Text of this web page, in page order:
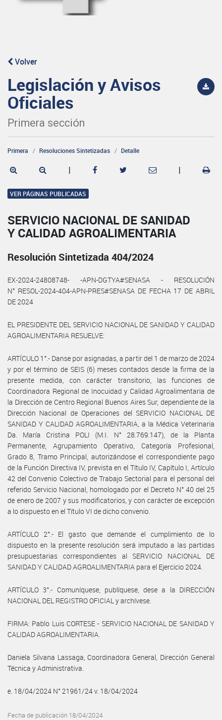
Volver
Legislación y Avisos
Oficiales
Primera sección
Primera Resoluciones Sintetizadas Detalle
| |
VER PÁGINAS PUBLICADAS
SERVICIO NACIONAL DE SANIDAD
Y CALIDAD AGROALIMENTARIA
Resolución Sintetizada 404/2024
EX-2024-24808748- -APN-DGTYA#SENASA - RESOLUCIÓN
N° RESOL-2024-404-APN-PRES#SENASA DE FECHA 17 DE ABRIL
DE 2024
EL PRESIDENTE DEL SERVICIO NACIONAL DE SANIDAD Y CALIDAD
AGROALIMENTARIA RESUELVE:
ARTÍCULO 1°.- Danse por asignadas, a partir del 1 de marzo de 2024
y por el término de SEIS (6) meses contados desde la firma de la
presente medida, con carácter transitorio, las funciones de
Coordinadora Regional de Inocuidad y Calidad Agroalimentaria de
la Dirección de Centro Regional Buenos Aires Sur, dependiente de la
Dirección Nacional de Operaciones del SERVICIO NACIONAL DE
SANIDAD Y CALIDAD AGROALIMENTARIA, a la Médica Veterinaria
Da. María Cristina POLI (M.I. N° 28.769.147), de la Planta
Permanente, Agrupamiento Operativo, Categoría Profesional,
Grado 8, Tramo Principal, autorizándose el correspondiente pago
de la Función Directiva IV, prevista en el Título IV, Capítulo I, Artículo
42 del Convenio Colectivo de Trabajo Sectorial para el personal del
referido Servicio Nacional, homologado por el Decreto N° 40 del 25
de enero de 2007 y sus modificatorios, y con carácter de excepción
a lo dispuesto en el Título VI de dicho convenio.
ARTÍCULO 2°.- El gasto que demande el cumplimiento de lo
dispuesto en la presente resolución será imputado a las partidas
presupuestarias correspondientes al SERVICIO NACIONAL DE
SANIDAD Y CALIDAD AGROALIMENTARIA para el Ejercicio 2024.
ARTÍCULO 3°.- Comuníquese, publíquese, dese a la DIRECCIÓN
NACIONAL DEL REGISTRO OFICIAL y archívese.
FIRMA: Pablo Luis CORTESE - SERVICIO NACIONAL DE SANIDAD Y
CALIDAD AGROALIMENTARIA.
Daniela Silvana Lassaga, Coordinadora General, Dirección General
Técnica y Administrativa.
e. 18/04/2024 N° 21961/24 v. 18/04/2024
Fecha de publicación 18/04/2024